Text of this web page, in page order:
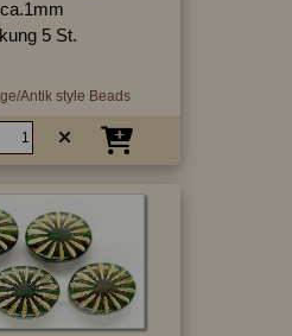
5 St.
Antik style Beads